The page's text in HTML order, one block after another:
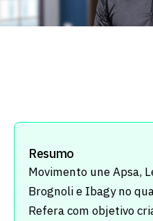
Resumo
Movimento une Apsa,
Brognoli e Ibagy no
Refera com objetivo